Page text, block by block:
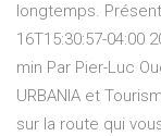
longtemps.
16T15:30:57-04:00
min Par Pier-Luc
URBANIA et
sur la route qui